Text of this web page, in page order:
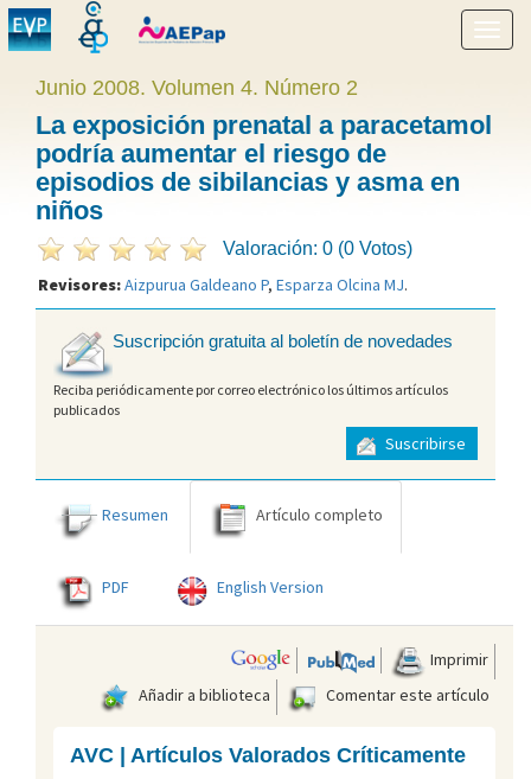
menú
Junio 2008. Volumen 4. Número 2
La exposición prenatal a paracetamol
podría aumentar el riesgo de
episodios de sibilancias y asma en
niños
Valoración: 0 (0 Votos)
Revisores:Aizpurua Galdeano P, Esparza Olcina MJ.
Suscripción gratuita al boletín de novedades
Reciba periódicamente por correo electrónico los últimos artículos
publicados
Suscribirse
Resumen Artículo completo
PDF English Version
Imprimir
Añadir a biblioteca
Comentar este artículo
AVC | Artículos Valorados Críticamente